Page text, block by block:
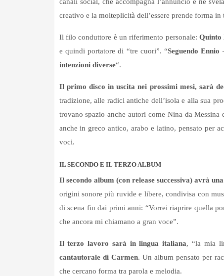
canali social, che accompagna l’annuncio e ne
creativo e la molteplicità dell’essere prende forma
Il filo conduttore è un riferimento personale: Quinto
e quindi portatore di “tre cuori”. “Seguendo Ennio
intenzioni diverse“.
Il primo disco in uscita nei prossimi mesi, sarà
tradizione, alle radici antiche dell’isola e alla sua
trovano spazio anche autori come Nina da
anche in greco antico, arabo e latino, pensato per
voci.
IL SECONDO E IL TERZO ALBUM
Il secondo album (con release successiva) avrà
origini sonore più ruvide e libere, condivisa con
di scena fin dai primi anni: “Vorrei riaprire quella
che ancora mi chiamano a gran voce”.
Il terzo lavoro sarà in lingua italiana, “la mia
cantautorale di Carmen. Un album pensato per
che cercano forma tra parola e melodia.